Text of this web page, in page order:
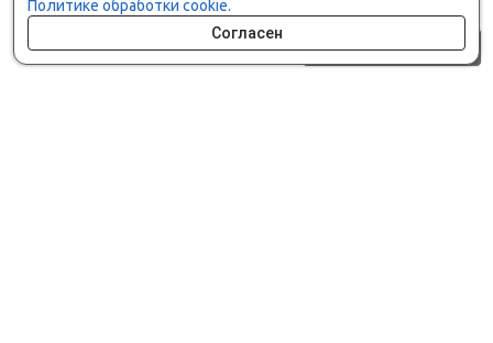
Политике обработки cookie.
Согласен